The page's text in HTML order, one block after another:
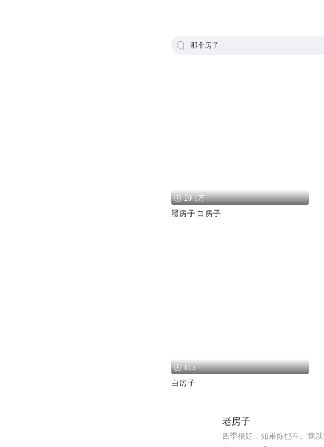
那个房子
20.1万
黑房子 白房子
813
白房子
老房子